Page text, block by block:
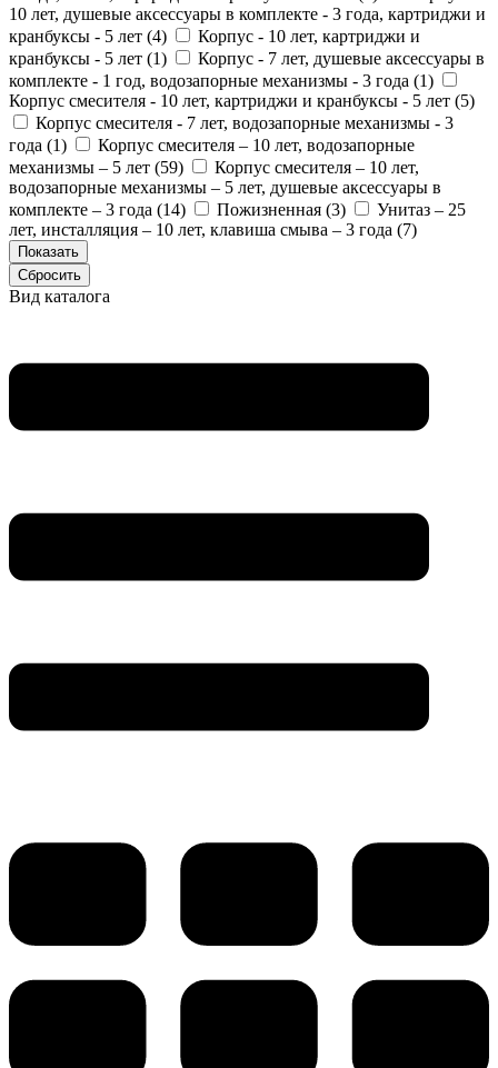
10 лет, душевые аксессуары в комплекте - 3 года, картриджи и
кранбуксы - 5 лет (4)
Корпус - 10 лет, картриджи и
кранбуксы - 5 лет (1)
Корпус - 7 лет, душевые аксессуары в
комплекте - 1 год, водозапорные механизмы - 3 года (1)
Корпус смесителя - 10 лет, картриджи и кранбуксы - 5 лет (5)
Корпус смесителя - 7 лет, водозапорные механизмы - 3
года (1)
Корпус смесителя – 10 лет, водозапорные
механизмы – 5 лет (59)
Корпус смесителя – 10 лет,
водозапорные механизмы – 5 лет, душевые аксессуары в
комплекте – 3 года (14) Пожизненная (3)
Унитаз – 25
лет, инсталляция – 10 лет, клавиша смыва – 3 года (7)
Вид каталога